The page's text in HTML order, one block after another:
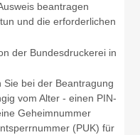
beantragen
und die erforderlichen
der Bundesdruckerei in
Sie bei der Beantragung
vom Alter - einen PIN-
Geheimnummer
(PUK) für